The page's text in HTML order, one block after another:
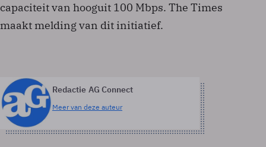
capaciteit van hooguit 100 Mbps. The Times
maakt melding van dit initiatief.
Redactie AG Connect
Meer van deze auteur